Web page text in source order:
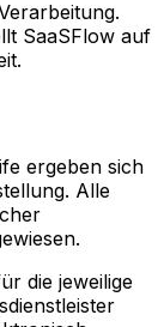
SaaSFlow auf
ergeben sich
Alle
die jeweilige